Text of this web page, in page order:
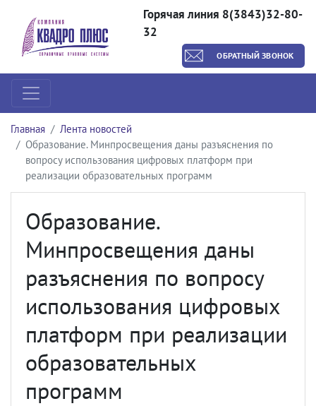
Горячая линия 8(3843)32-80-
32
ОБРАТНЫЙ ЗВОНОК
Главная
Лента новостей
Образование. Минпросвещения даны разъяснения по
вопросу использования цифровых платформ при
реализации образовательных программ
Образование.
Минпросвещения даны
разъяснения по вопросу
использования цифровых
платформ при реализации
образовательных
программ